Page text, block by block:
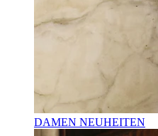
DAMEN NEUHEITEN